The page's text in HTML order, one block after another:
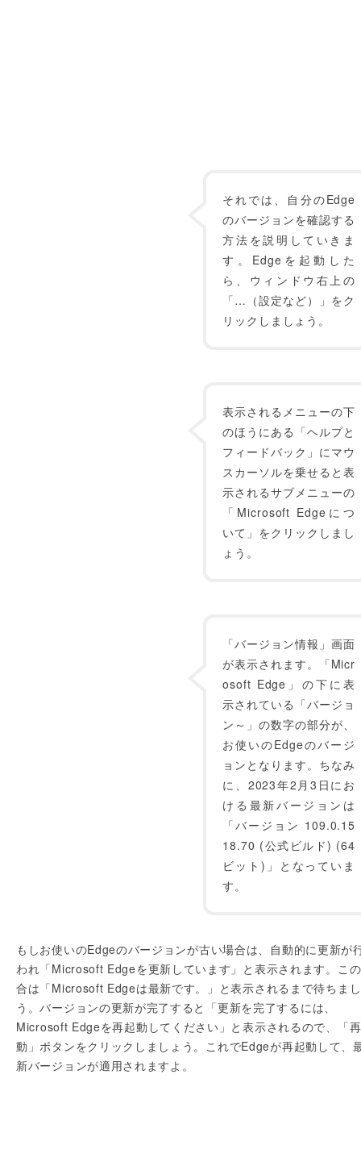
それでは、自分のEdge
のバージョンを確認する
方法を説明していきま
す。Edgeを起動した
ら、ウィンドウ右上の
「…（設定など）」をク
リックしましょう。
表示されるメニューの下
のほうにある「ヘルプと
フィードバック」にマウ
スカーソルを乗せると表
示されるサブメニューの
「Microsoft Edgeにつ
いて」をクリックしまし
ょう。
「バージョン情報」画面
が表示されます。「Micr
osoft Edge」の下に表
示されている「バージョ
ン～」の数字の部分が、
お使いのEdgeのバージ
ョンとなります。ちなみ
に、2023年2月3日にお
ける最新バージョンは
「バージョン 109.0.15
18.70 (公式ビルド) (64
ビット)」となっていま
す。
もしお使いのEdgeのバージョンが古い場合は、自動的に更新が
われ「Microsoft Edgeを更新しています」と表示されます。こ
合は「Microsoft Edgeは最新です。」と表示されるまで待ちま
う。バージョンの更新が完了すると「更新を完了するには、
Microsoft Edgeを再起動してください」と表示されるので、「
動」ボタンをクリックしましょう。これでEdgeが再起動して、
新バージョンが適用されますよ。